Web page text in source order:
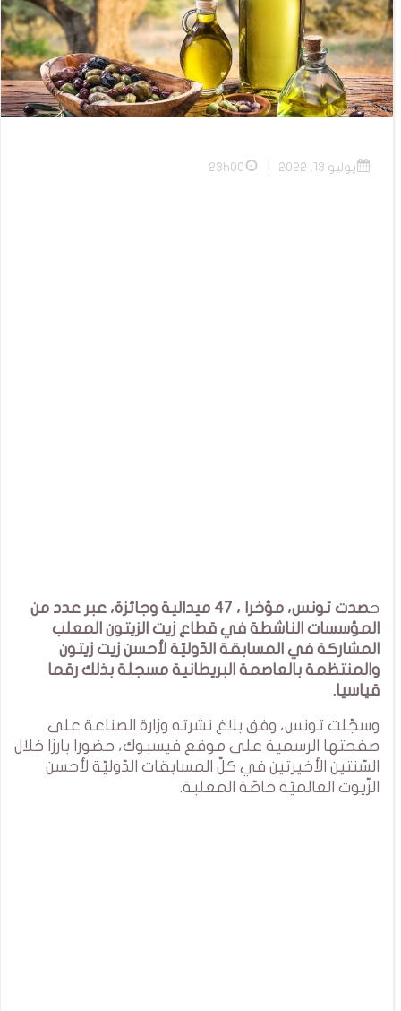
يوليو 13, 2022 23h00
ح
صدت تونس، مؤخرا ، 47 ميدالية وجائزة، عبر عدد من
المؤسسات الناشطة في قطاع زيت الزيتون المعلب
المشاركة في المسابقة الدّوليّة لأحسن زيت زيتون
والمنتظمة بالعاصمة البريطانية مسجلة بذلك رقما
قياسيا.
وسجّلت تونس، وفق بلاغ نشرته وزارة الصناعة على
صفحتها الرسمية على موقع فيسبوك، حضورا بارزا خلال
السّنتين الأخيرتين في كلّ المسابقات الدّوليّة لأحسن
الزّيوت العالميّة خاصّة المعلبة.